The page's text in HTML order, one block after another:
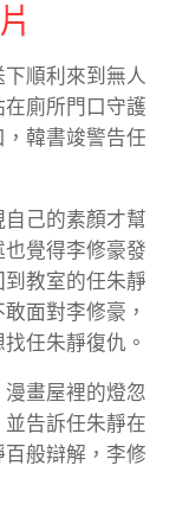
順利來到無人
廁所門口守護
韓書竣警告任
己的素顏才幫
覺得李修豪發
教室的任朱靜
面對李修豪，
任朱靜復仇。
畫屋裡的燈忽
告訴任朱靜在
般辯解，李修